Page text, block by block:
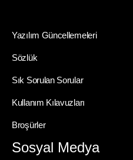
Yazılım Güncellemeleri
Sözlük
Sık Sorulan Sorular
Kullanım Kılavuzları
Broşürler
Sosyal Medya